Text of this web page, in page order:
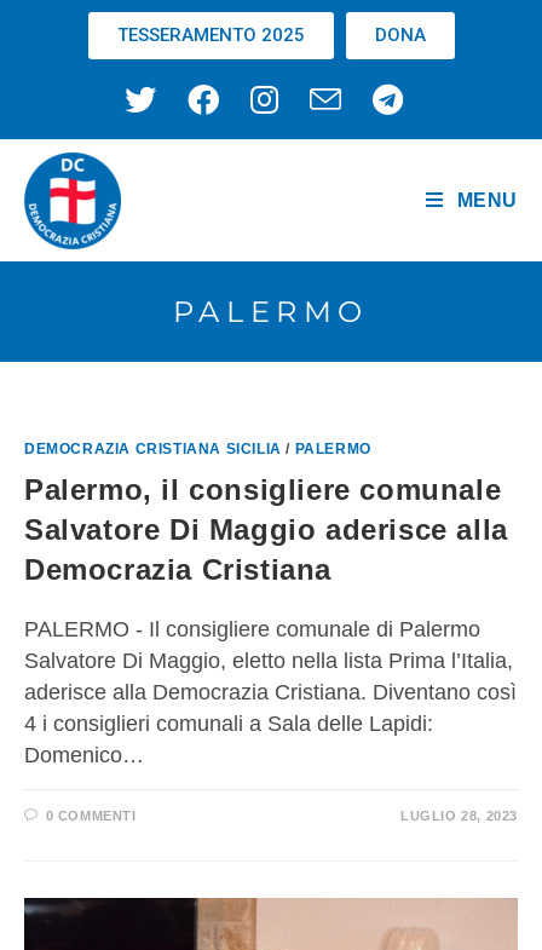
TESSERAMENTO 2025 DONA
MENU
PALERMO
DEMOCRAZIA CRISTIANA SICILIA / PALERMO
Palermo, il consigliere comunale
Salvatore Di Maggio aderisce alla
Democrazia Cristiana
PALERMO - Il consigliere comunale di Palermo
Salvatore Di Maggio, eletto nella lista Prima l’Italia,
aderisce alla Democrazia Cristiana. Diventano così
4 i consiglieri comunali a Sala delle Lapidi:
Domenico…
0 COMMENTI LUGLIO 28, 2023